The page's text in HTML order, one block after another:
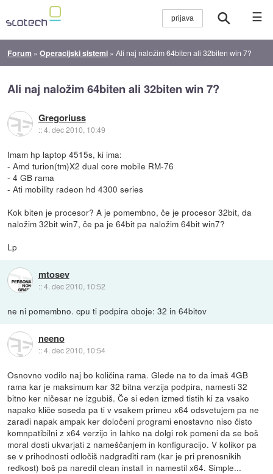
☰
Forum »Operacijski sistemi »Ali naj naložim 64biten ali 32biten win 7?
Ali naj naložim 64biten ali 32biten win 7?
Gregoriuss
::4. dec 2010, 10:49
Imam hp laptop 4515s, ki ima:
- Amd turion(tm)X2 dual core mobile RM-76
- 4 GB rama
- Ati mobility radeon hd 4300 series
Kok biten je procesor? A je pomembno, če je procesor 32bit, da
naložim 32bit win7, če pa je 64bit pa naložim 64bit win7?
Lp
mtosev
::4. dec 2010, 10:52
ne ni pomembno. cpu ti podpira oboje: 32 in 64bitov
neeno
::4. dec 2010, 10:54
Osnovno vodilo naj bo količina rama. Glede na to da imaš 4GB
rama kar je maksimum kar 32 bitna verzija podpira, namesti 32
bitno ker ničesar ne izgubiš. Če si eden izmed tistih ki za vsako
napako kliče soseda pa ti v vsakem primeu x64 odsvetujem pa ne
zaradi napak ampak ker določeni programi enostavno niso čisto
komnpatibilni z x64 verzijo in lahko na dolgi rok pomeni da se boš
moral dosti ukvarjati z nameščanjem in konfiguracijo. V kolikor pa
se v prihodnosti odločiš nadgraditi ram (kar je pri prenosnikih
redkost) boš pa naredil clean install in namestil x64. Simple...